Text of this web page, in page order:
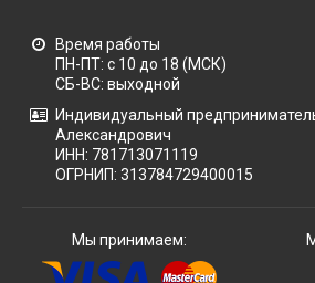
Время работы
ПН-ПТ: с 10 до 18 (МСК)
СБ-ВС: выходной
Индивидуальный
Александрович
ИНН: 781713071119
ОГРНИП: 313784729400015
Мы принимаем: